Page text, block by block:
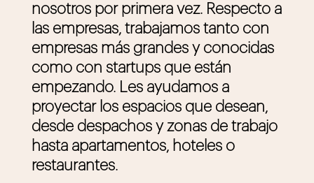
nosotros por primera vez. Respecto a
las empresas, trabajamos tanto con
empresas más grandes y conocidas
como con startups que están
empezando. Les ayudamos a
proyectar los espacios que desean,
desde despachos y zonas de trabajo
hasta apartamentos, hoteles o
restaurantes.